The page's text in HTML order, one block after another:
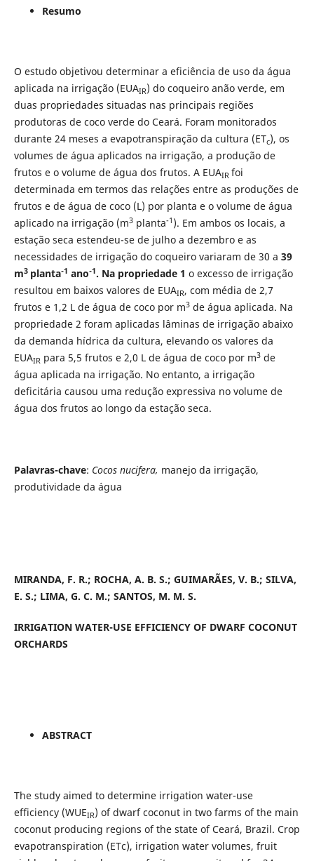
Resumo
O estudo objetivou determinar a eficiência de uso da água
aplicada na irrigação (EUAIR) do coqueiro anão verde, em
duas propriedades situadas nas principais regiões
produtoras de coco verde do Ceará. Foram monitorados
durante 24 meses a evapotranspiração da cultura (ETc), os
volumes de água aplicados na irrigação, a produção de
frutos e o volume de água dos frutos. A EUAIR foi
determinada em termos das relações entre as produções de
frutos e de água de coco (L) por planta e o volume de água
aplicado na irrigação (m3planta-1 ). Em ambos os locais, a
estação seca estendeu-se de julho a dezembro e as
necessidades de irrigação do coqueiro variaram de 30 a 39
m3 planta-1 ano-1. Na propriedade 1 o excesso de irrigação
resultou em baixos valores de EUAIR, com média de 2,7
frutos e 1,2 L de água de coco por m3de água aplicada. Na
propriedade 2 foram aplicadas lâminas de irrigação abaixo
da demanda hídrica da cultura, elevando os valores da
EUAIR para 5,5 frutos e 2,0 L de água de coco por m3de
água aplicada na irrigação. No entanto, a irrigação
deficitária causou uma redução expressiva no volume de
água dos frutos ao longo da estação seca.
Palavras-chave: Cocos nucifera, manejo da irrigação,
produtividade da água
MIRANDA, F. R.; ROCHA, A. B. S.; GUIMARÃES, V. B.; SILVA,
E. S.; LIMA, G. C. M.; SANTOS, M. M. S.
IRRIGATION WATER-USE EFFICIENCY OF DWARF COCONUT
ORCHARDS
ABSTRACT
The study aimed to determine irrigation water-use
efficiency (WUEIR) of dwarf coconut in two farms of the main
coconut producing regions of the state of Ceará, Brazil. Crop
evapotranspiration (ETc), irrigation water volumes, fruit